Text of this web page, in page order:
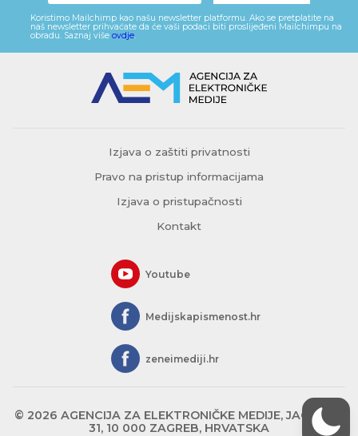
Koristimo Mailchimp kao našu newsletter platformu. Ako se pretplatite na
naš newsletter prihvaćate da će vaši podaci biti proslijeđeni Mailchimpu na
obradu. Saznaj više ovdje
Izjava o zaštiti privatnosti
Pravo na pristup informacijama
Izjava o pristupačnosti
Kontakt
Youtube
Medijskapismenost.hr
zeneimediji.hr
© 2026 AGENCIJA ZA ELEKTRONIČKE MEDIJE, JAGIĆEVA
31, 10 000 ZAGREB, HRVATSKA